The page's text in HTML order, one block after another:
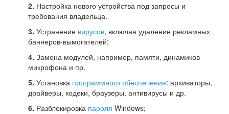
2. Настройка нового устройства под запросы и
требования владельца.
3. Устранение вирусов, включая удаление рекламных
баннеров-вымогателей;
4. Замена модулей, например, памяти, динамиков
микрофона и пр.
5. Установка программного обеспечения: архиваторы,
драйверы, кодеки, браузеры, антивирусы и др.
6. Разблокировка пароля Windows;